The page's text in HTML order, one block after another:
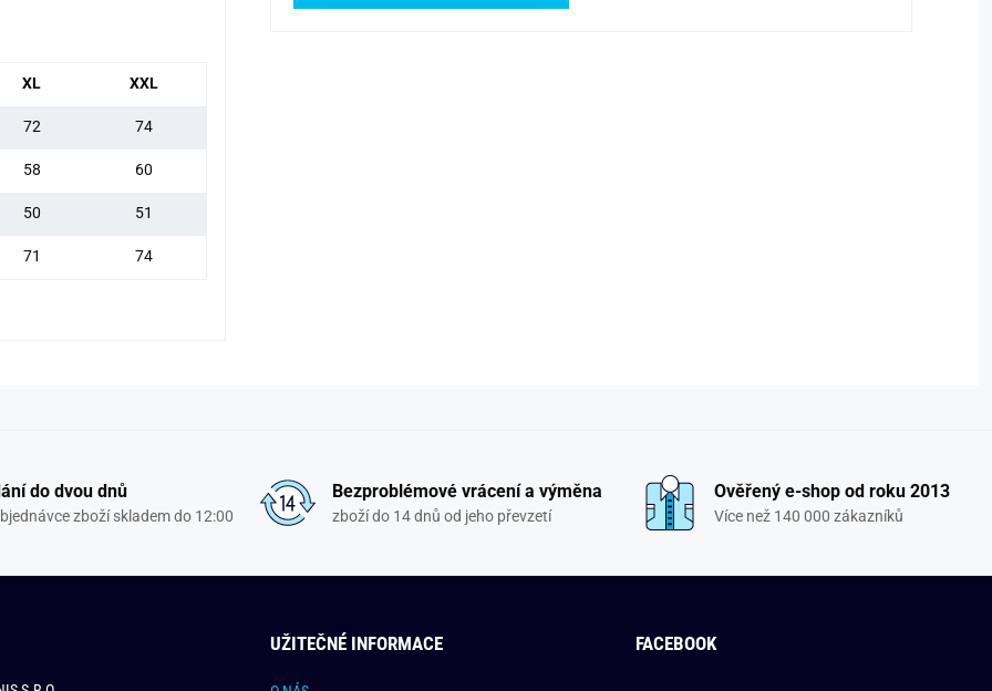
XL XXL
72 74
58 60
50 51
71 74
do dvou dnů
zboží skladem do 12:00
Bezproblémové vrácení a výměna
zboží do 14 dnů od jeho převzetí
Ověřený e-shop od roku 2013
Více než 140 000 zákazníků
UŽITEČNÉ INFORMACE FACEBOOK